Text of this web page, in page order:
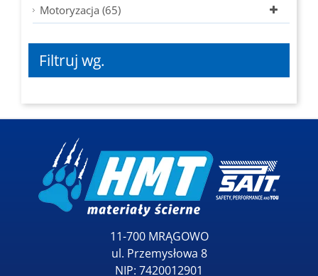
Motoryzacja (65)
Filtruj wg.
11-700 MRĄGOWO
ul. Przemysłowa 8
NIP: 7420012901